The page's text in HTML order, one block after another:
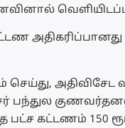
அதிகரிப்பானது
அதிவிசேட
பந்துல
கட்டணம் 150